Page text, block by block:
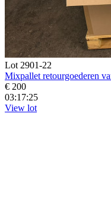
Lot 2901-22
Mixpallet retourgoederen
€ 200
03:17:23
View lot